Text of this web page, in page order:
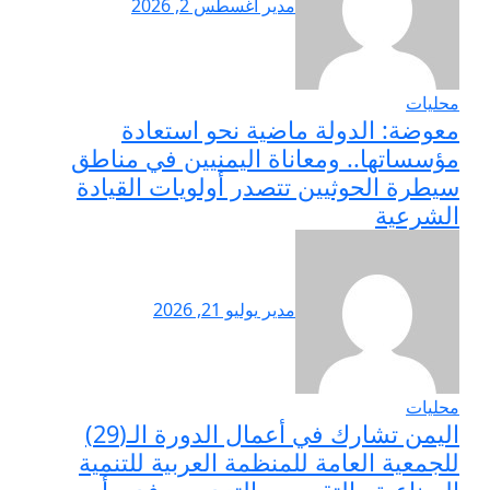
مدير أغسطس 2, 2026
محليات
معوضة: الدولة ماضية نحو استعادة
مؤسساتها.. ومعاناة اليمنيين في مناطق
سيطرة الحوثيين تتصدر أولويات القيادة
الشرعية
مدير يوليو 21, 2026
محليات
اليمن تشارك في أعمال الدورة الـ(29)
للجمعية العامة للمنظمة العربية للتنمية